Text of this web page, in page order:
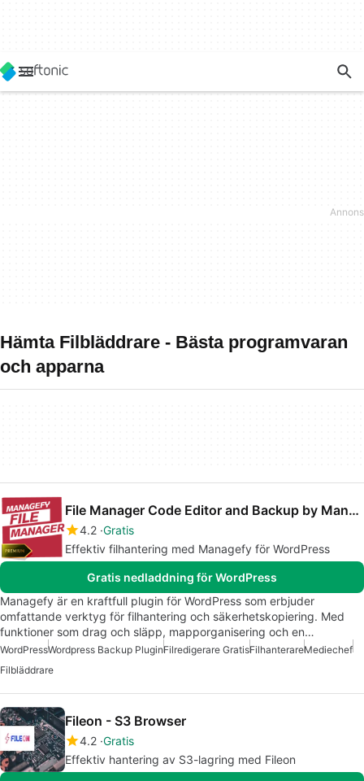
Hämta Filbläddrare - Bästa programvaran
och apparna
File Manager Code Editor and Backup by Managefy
4.2 Gratis
Effektiv filhantering med Managefy för WordPress
Gratis nedladdning för WordPress
Managefy är en kraftfull plugin för WordPress som erbjuder
omfattande verktyg för filhantering och säkerhetskopiering. Med
funktioner som drag och släpp, mapporganisering och en…
WordPressWordpress Backup PluginFilredigerare GratisFilhanterareMediechef
Filbläddrare
Fileon - S3 Browser
4.2 Gratis
Effektiv hantering av S3-lagring med Fileon